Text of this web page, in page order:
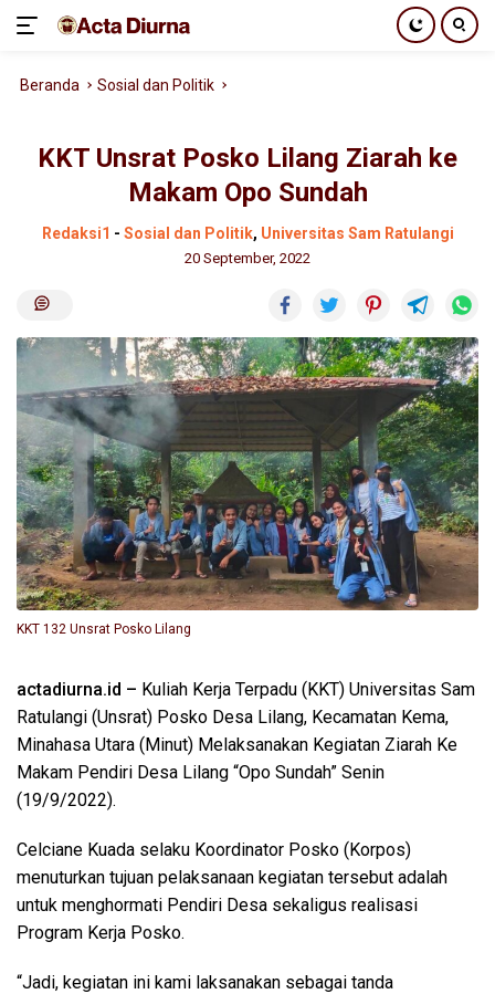
Beranda Sosial dan Politik
KKT Unsrat Posko Lilang Ziarah ke
Makam Opo Sundah
Redaksi1 - Sosial dan Politik, Universitas Sam Ratulangi
20 September, 2022
KKT 132 Unsrat Posko Lilang
actadiurna.id – Kuliah Kerja Terpadu (KKT) Universitas Sam
Ratulangi (Unsrat) Posko Desa Lilang, Kecamatan Kema,
Minahasa Utara (Minut) Melaksanakan Kegiatan Ziarah Ke
Makam Pendiri Desa Lilang “Opo Sundah” Senin
(19/9/2022).
Celciane Kuada selaku Koordinator Posko (Korpos)
menuturkan tujuan pelaksanaan kegiatan tersebut adalah
untuk menghormati Pendiri Desa sekaligus realisasi
Program Kerja Posko.
“Jadi, kegiatan ini kami laksanakan sebagai tanda